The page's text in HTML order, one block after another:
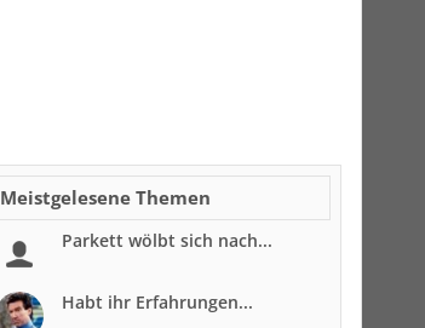
Meistgelesene Themen
Parkett wölbt sich nach...
Habt ihr Erfahrungen...